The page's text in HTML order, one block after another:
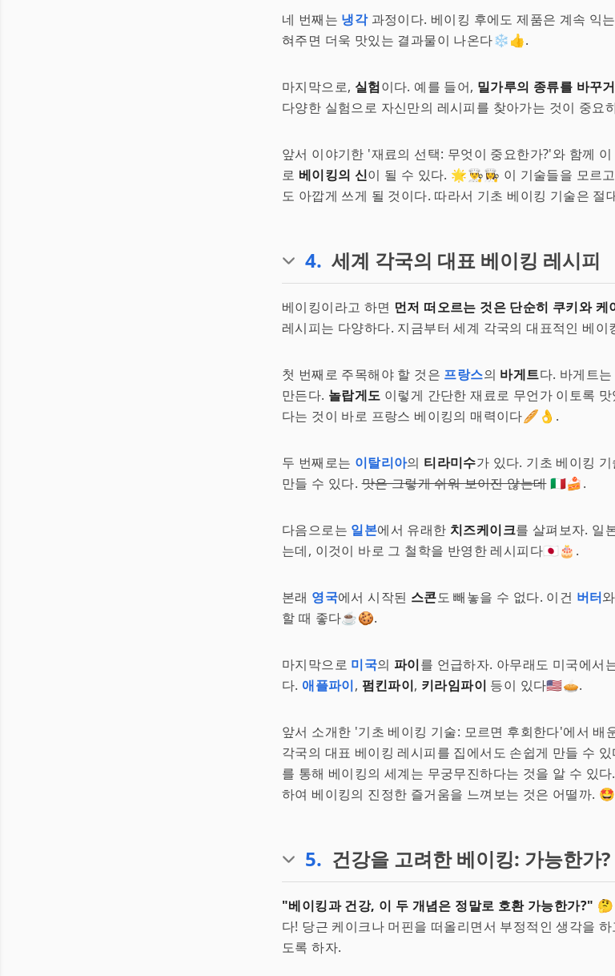
네 번째는 냉각과정이다. 베이킹 후에도 제품은 계속 익
혀주면 더욱 맛있는 결과물이 나온다❄️👍.
마지막으로, 실험이다. 예를 들어, 밀가루의 종류를 바꾸
다양한 실험으로 자신만의 레시피를 찾아가는 것이 중요
앞서 이야기한 '재료의 선택: 무엇이 중요한가?'와 함께
로 베이킹의 신이 될 수 있다. 🌟👨‍🍳👩‍🍳 이 기술들을 모
도 아깝게 쓰게 될 것이다. 따라서 기초 베이킹 기술은 절
4. 세계 각국의 대표 베이킹 레시피
베이킹이라고 하면 먼저 떠오르는 것은 단순히 쿠키와 케
레시피는 다양하다. 지금부터 세계 각국의 대표적인 베이
첫 번째로 주목해야 할 것은 프랑스의 바게트다. 바게트는
만든다. 놀랍게도 이렇게 간단한 재료로 무언가 이토록
다는 것이 바로 프랑스 베이킹의 매력이다🥖👌.
두 번째로는 이탈리아의 티라미수가 있다. 기초 베이킹
만들 수 있다.맛은 그렇게 쉬워 보이진 않는데🇮🇹🍰.
다음으로는 일본에서 유래한치즈케이크를 살펴보자. 일
는데, 이것이 바로 그 철학을 반영한 레시피다🇯🇵🎂.
본래 영국에서 시작된 스콘도 빼놓을 수 없다. 이건 버터와
할 때 좋다☕🍪.
마지막으로 미국의파이를 언급하자. 아무래도 미국에서
다. 애플파이, 펌킨파이, 키라임파이 등이 있다🇺🇸🥧.
앞서 소개한 '기초 베이킹 기술: 모르면 후회한다'에서 배
각국의 대표 베이킹 레시피를 집에서도 손쉽게 만들 수 있
를 통해 베이킹의 세계는 무궁무진하다는 것을 알 수 있
하여 베이킹의 진정한 즐거움을 느껴보는 것은 어떨까.
5. 건강을 고려한 베이킹: 가능한가?
"베이킹과 건강, 이 두 개념은 정말로 호환 가능한가?"
다! 당근 케이크나 머핀을 떠올리면서 부정적인 생각을
도록 하자.